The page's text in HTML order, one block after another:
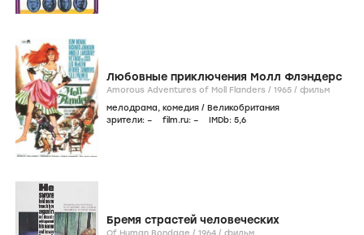
Любовные приключения Молл Флэндерс
Amorous Adventures of Moll Flanders / 1965 / фильм
мелодрама, комедия / Великобритания
зрители: – film.ru: – IMDb: 5,6
Бремя страстей человеческих
Of Human Bondage / 1964 / фильм